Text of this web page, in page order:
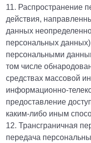
11. Распространение
действия,
данных
персональных
персональными
том числе
средствах массовой
информационно-
предоставление
каким-либо иным
12. Трансграничная
передача